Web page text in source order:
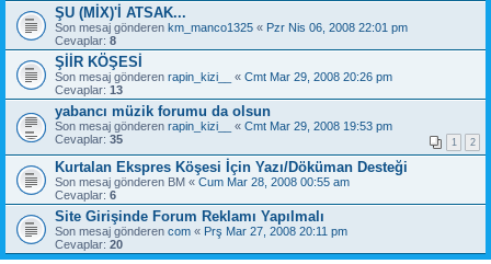
ŞU (MİX)'İ ATSAK...
Son mesaj gönderen km_manco1325 « Pzr Nis 06, 2008 22:01 pm
Cevaplar: 8
ŞİİR KÖŞESİ
Son mesaj gönderen rapin_kizi__ « Cmt Mar 29, 2008 20:26 pm
Cevaplar: 13
yabancı müzik forumu da olsun
Son mesaj gönderen rapin_kizi__ « Cmt Mar 29, 2008 19:53 pm
Cevaplar: 35 1 2
Kurtalan Ekspres Köşesi İçin Yazı/Döküman Desteği
Son mesaj gönderen BM « Cum Mar 28, 2008 00:55 am
Cevaplar: 6
Site Girişinde Forum Reklamı Yapılmalı
Son mesaj gönderen com « Prş Mar 27, 2008 20:11 pm
Cevaplar: 20